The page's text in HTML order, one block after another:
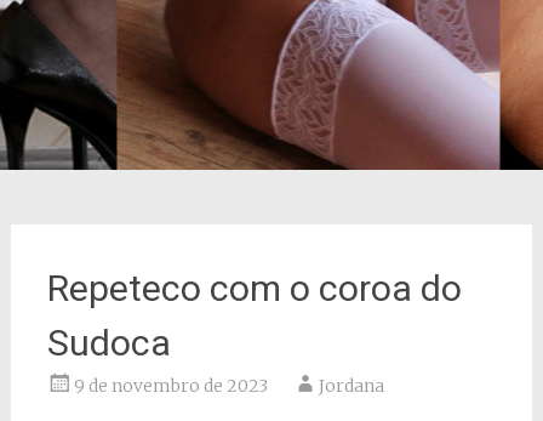
Repeteco com o coroa do
Sudoca
9 de novembro de 2023 Jordana